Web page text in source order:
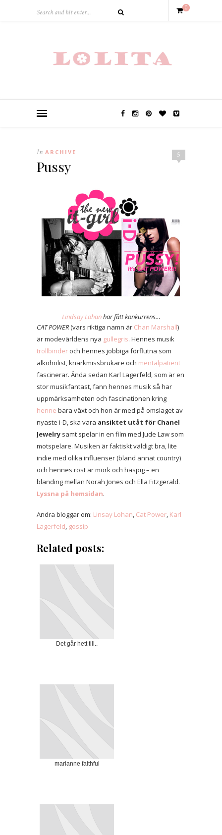
0
5
In ARCHIVE
Pussy
Lindsay Lohanhar fått konkurrens…
CAT POWER(vars riktiga namn är Chan Marshall)
är modevärldens nya gullegris. Hennes musik
trollbinder och hennes jobbiga förflutna som
alkoholist, knarkmissbrukare och mentalpatient
fascinerar. Ända sedan Karl Lagerfeld, som är en
stor musikfantast, fann hennes musik så har
uppmärksamheten och fascinationen kring
henne bara växt och hon är med på omslaget av
nyaste i-D, ska vara ansiktet utåt för Chanel
Jewelry samt spelar in en film med Jude Law som
motspelare. Musiken är faktiskt väldigt bra, lite
indie med olika influenser (bland annat country)
och hennes röst är mörk och haspig – en
blanding mellan Norah Jones och Ella Fitzgerald.
Lyssna på hemsidan.
Andra bloggar om: Linsay Lohan, Cat Power, Karl
Lagerfeld, gossip
Related posts:
Det går hett till..
marianne faithful